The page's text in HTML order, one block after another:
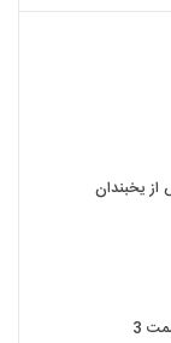
قسمت اول فصل دوم
(سریال) (فصل
یخبندان
3